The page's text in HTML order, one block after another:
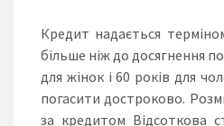
Кредит надається
більше ніж до досягнення
для жінок і 60 років для
погасити достроково.
за кредитом Відсоткова